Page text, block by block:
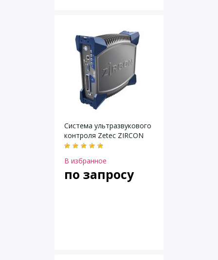
Система ультразвукового
контроля Zetec ZIRCON
В избранное
по запросу